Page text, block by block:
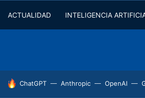
ACTUALIDAD INTELIGENCIA
HOY SE HABLA DE
ChatGPT Anthropic OpenAI